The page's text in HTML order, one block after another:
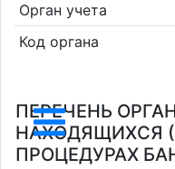
Орган учета
Код органа
ПЕРЕЧЕНЬ
НАХОДЯЩИХСЯ
ПРОЦЕДУРАХ